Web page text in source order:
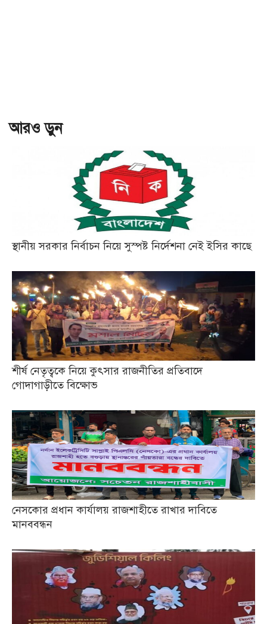
আরও ড়ুন
স্থানীয় সরকার নির্বাচন নিয়ে সুস্পষ্ট নির্দেশনা নেই ইসির কাছে
শীর্ষ নেতৃত্বকে নিয়ে কুৎসার রাজনীতির প্রতিবাদে
গোদাগাড়ীতে বিক্ষোভ
নেসকোর প্রধান কার্যালয় রাজশাহীতে রাখার দাবিতে
মানববন্ধন